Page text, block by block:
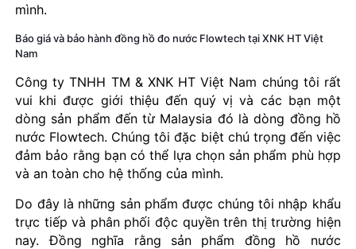
mình.
Báo giá và bảo hành đồng hồ đo nước Flowtech tại XNK HT Việt
Nam
Công ty TNHH TM & XNK HT Việt Nam chúng tôi rất
vui khi được giới thiệu đến quý vị và các bạn một
dòng sản phẩm đến từ Malaysia đó là dòng đồng hồ
nước Flowtech. Chúng tôi đặc biệt chú trọng đến việc
đảm bảo rằng bạn có thể lựa chọn sản phẩm phù hợp
và an toàn cho hệ thống của mình.
Do đây là những sản phẩm được chúng tôi nhập khẩu
trực tiếp và phân phối độc quyền trên thị trường hiện
nay. Đồng nghĩa rằng sản phẩm đồng hồ nước